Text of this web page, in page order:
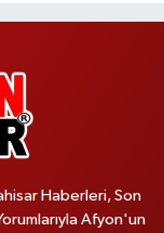
Haberleri, Son
Afyon'un